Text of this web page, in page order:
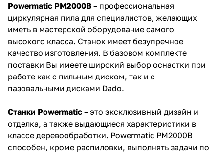
Powermatic PM2000B – профессиональная
циркулярная пила для специалистов, желающих
иметь в мастерской оборудование самого
высокого класса. Станок имеет безупречное
качество изготовления. В базовом комплекте
поставки Вы имеете широкий выбор оснастки при
работе как с пильным диском, так и с
пазовальными дисками Dado.
Станки Powermatic – это эксклюзивный дизайн и
отделка, а также выдающиеся характеристики в
классе деревообработки. Powermatic PM2000B
способен, кроме распиловки, выполнять задачи по
Добавляйте товары
в корзину
Оплачивайте сегодня только
25% картой любого банка
Получайте товар
выбранный способом